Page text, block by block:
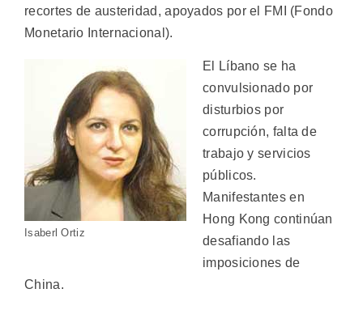
recortes de austeridad, apoyados por el FMI (Fondo
Monetario Internacional).
Isaberl Ortiz
El Líbano se ha
convulsionado por
disturbios por
corrupción, falta de
trabajo y servicios
públicos.
Manifestantes en
Hong Kong continúan
desafiando las
imposiciones de
China.